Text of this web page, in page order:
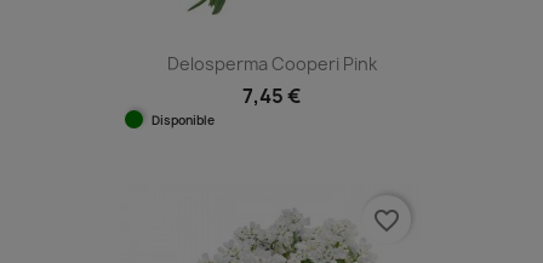
Delosperma Cooperi Pink
7,45 €
Disponible
favorite_border